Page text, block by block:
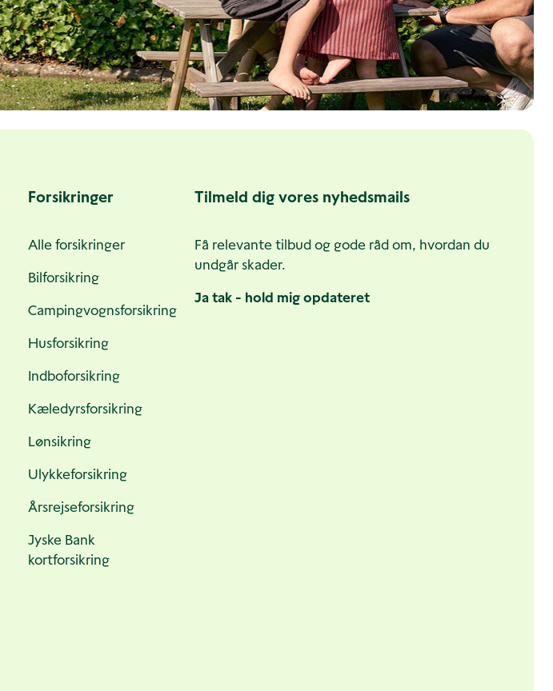
Forsikringer
Alle forsikringer
Bilforsikring
Campingvognsforsikring
Husforsikring
Indboforsikring
Kæledyrsforsikring
Lønsikring
Ulykkeforsikring
Årsrejseforsikring
Jyske Bank
kortforsikring
Tilmeld dig vores nyhedsmails
Få relevante tilbud og gode råd om, hvordan du
undgår skader.
Ja tak - hold mig opdateret